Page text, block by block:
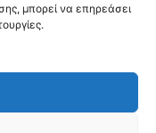
μπορεί να επηρεάσει